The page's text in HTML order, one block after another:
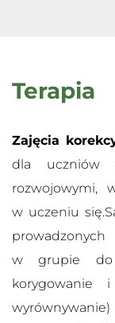
Terapia
Zajęcia
dla uczniów
rozwojowymi,
w uczeniu
w grupie do
korygowanie i